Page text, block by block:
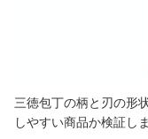
三徳包丁の柄と刃の形
しやすい商品か検証し